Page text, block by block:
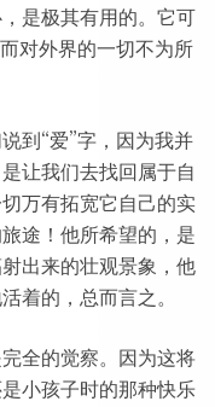
是极其有用的。它可
对外界的一切不为所
到“爱”字，因为我并
让我们去找回属于自
万有拓宽它自己的实
途！他所希望的，是
出来的壮观景象，他
着的，总而言之。
全的觉察。因为这将
小孩子时的那种快乐